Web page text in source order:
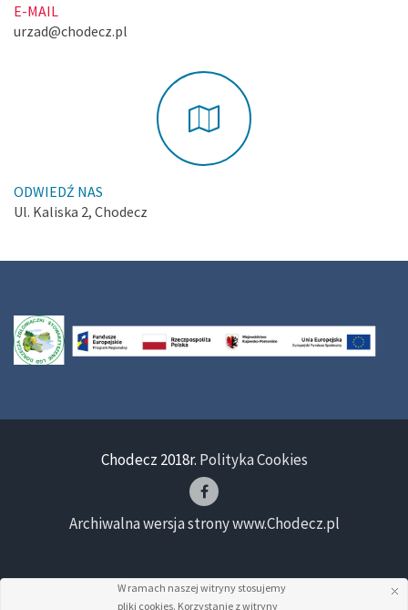
E-MAIL
urzad@chodecz.pl
ODWIEDŹ NAS
Ul. Kaliska 2, Chodecz
Chodecz 2018r. Polityka Cookies
Archiwalna wersja strony www.Chodecz.pl
W ramach naszej witryny stosujemy
pliki cookies. Korzystanie z witryny